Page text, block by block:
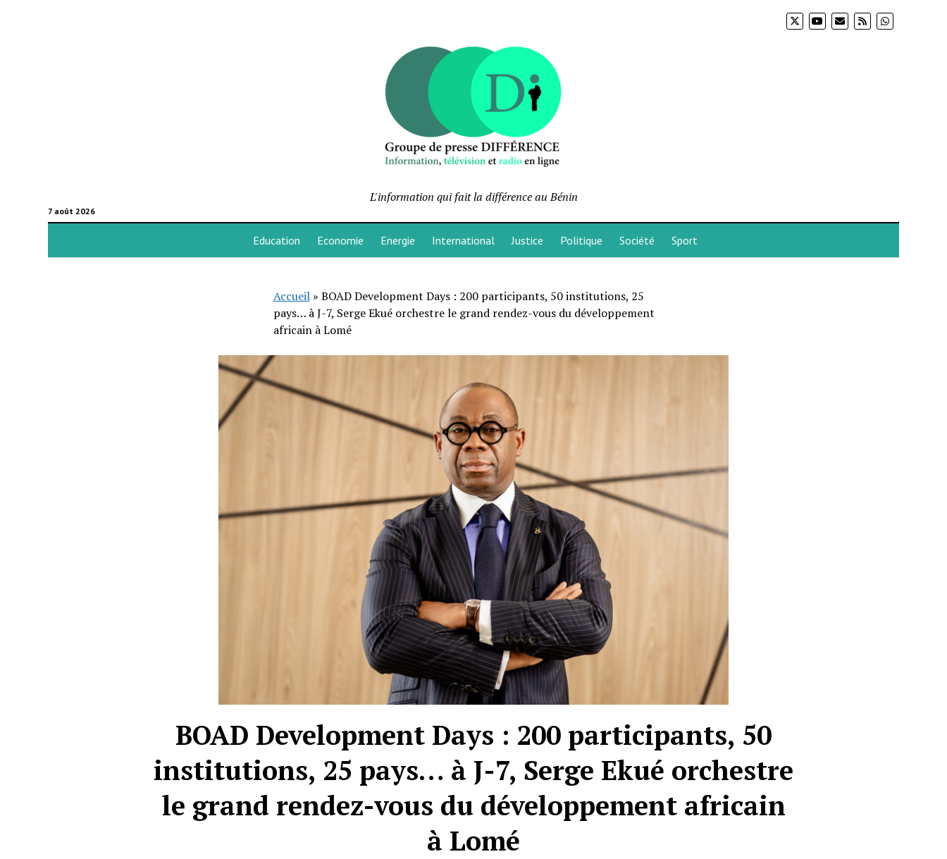
7 août 2026
L'information qui fait la différence au Bénin
Education Economie Energie International Justice Politique Société Sport
Accueil» BOAD Development Days : 200 participants, 50 institutions, 25
pays… à J-7, Serge Ekué orchestre le grand rendez-vous du développement
africain à Lomé
BOAD Development Days : 200 participants, 50
institutions, 25 pays… à J-7, Serge Ekué orchestre
le grand rendez-vous du développement africain
à Lomé